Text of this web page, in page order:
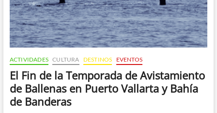
Vallarta
ACTIVIDADES CULTURA DESTINOS EVENTOS
El Fin de la Temporada de Avistamiento
de Ballenas en Puerto Vallarta y Bahía
de Banderas